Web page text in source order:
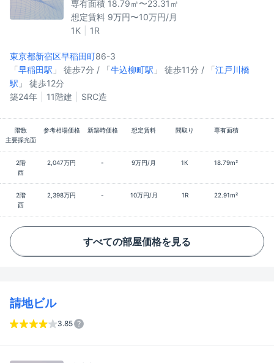
専有面積 18.79㎡〜23.31㎡
想定賃料 9万円〜10万円/月
1K
1R
東京都新宿区早稲田町86-3
「早稲田駅 」 徒歩7分 / 「牛込柳町駅 」 徒歩11分 / 「江戸川橋
駅 」 徒歩12分
築24年
11階建 SRC造
階数 参考相場価格 新築時価格 想定賃料 間取り
専有面積
主要採光面
2階 2,047万円 - 9万円/月 1K
18.79m²
西
2階 2,398万円 - 10万円/月 1R
22.91m²
西
すべての部屋価格を見る
請地ビル
3.85